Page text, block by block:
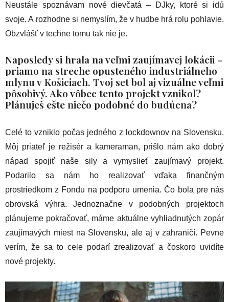
Neustále spoznávam nové dievčatá – DJky, ktoré si idú
svoje. A rozhodne si nemyslím, že v hudbe hrá rolu pohlavie.
Obzvlášť v techne tomu tak nie je.
Naposledy si hrala na veľmi zaujímavej lokácii –
priamo na streche opusteného industriálneho
mlynu v Košiciach. Tvoj set bol aj vizuálne veľmi
pôsobivý. Ako vôbec tento projekt vznikol?
Plánuješ ešte niečo podobné do budúcna?
Celé to vzniklo počas jedného z lockdownov na Slovensku.
Môj priateľ je režisér a kameraman, prišlo nám ako dobrý
nápad spojiť naše sily a vymyslieť zaujímavý projekt.
Podarilo sa nám ho realizovať vďaka finančným
prostriedkom z Fondu na podporu umenia. Čo bola pre nás
obrovská výhra. Jednoznačne v podobných projektoch
plánujeme pokračovať, máme aktuálne vyhliadnutých zopár
zaujímavých miest na Slovensku, ale aj v zahraničí. Pevne
verím, že sa to cele podarí zrealizovať a čoskoro uvidíte
nové projekty.